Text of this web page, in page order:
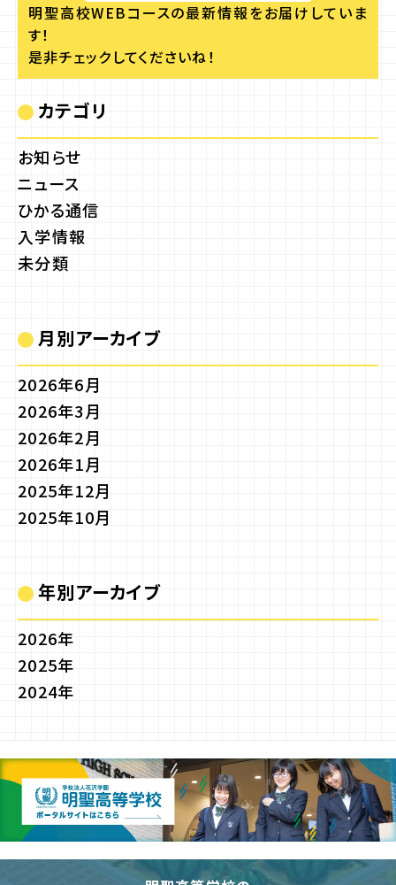
明聖高校WEBコースの最新情報をお届けしていま
す！
是非チェックしてくださいね！
カテゴリ
お知らせ
ニュース
ひかる通信
入学情報
未分類
月別アーカイブ
2026年6月
2026年3月
2026年2月
2026年1月
2025年12月
2025年10月
年別アーカイブ
2026年
2025年
2024年